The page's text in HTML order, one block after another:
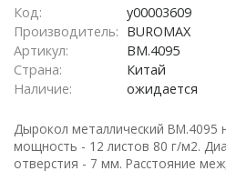
Код:
у00003609
Производитель: BUROMAX
Артикул:
ВМ.4095
Страна:
Китай
Наличие:
ожидается
Дырокол металлический ВМ.4095
мощность - 12 листов 80 г/м2.
отверстия - 7 мм. Расстояние